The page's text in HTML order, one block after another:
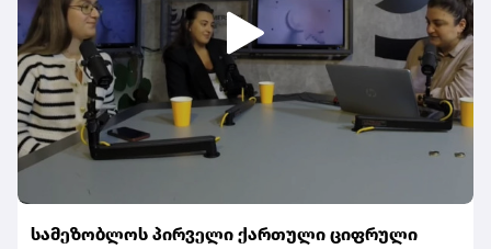
სამეზობლოს პირველი ქართული ციფრული